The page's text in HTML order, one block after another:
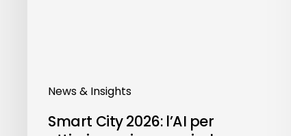
News & Insights
della
Smart City 2026: l’AI per